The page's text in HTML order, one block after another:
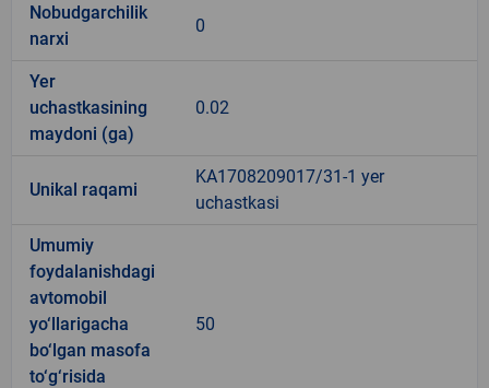
Nobudgarchilik
narxi
0
Yer
uchastkasining
maydoni (ga)
0.02
Unikal raqami
KA1708209017/31-1 yer
uchastkasi
Umumiy
foydalanishdagi
avtomobil
yo‘llarigacha
bo‘lgan masofa
to‘g‘risida
50